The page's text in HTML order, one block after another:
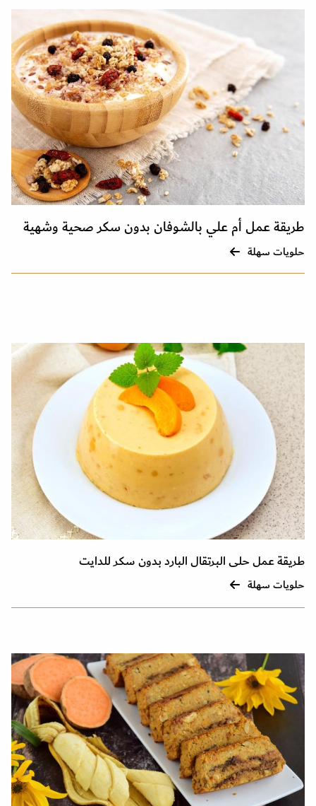
طريقة عمل أم علي بالشوفان بدون سكر صحية وشهية
حلويات سهلة
طريقة عمل حلى البرتقال البارد بدون سكر للدايت
حلويات سهلة